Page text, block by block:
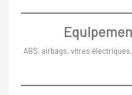
ABS, airbags, vitres